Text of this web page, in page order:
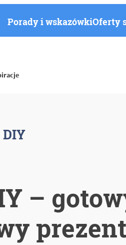
Porady i wskazówkiOferty
DIY
–